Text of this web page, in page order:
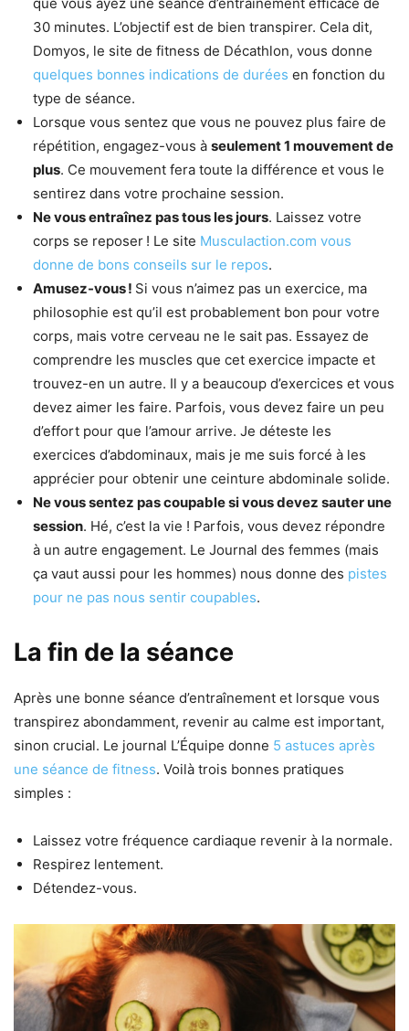
30 minutes. L’objectif est de bien transpirer. Cela dit,
Domyos, le site de fitness de Décathlon, vous donne
quelques bonnes indications de durées en fonction du
type de séance.
Lorsque vous sentez que vous ne pouvez plus faire de
répétition, engagez-vous à seulement 1 mouvement de
plus. Ce mouvement fera toute la différence et vous le
sentirez dans votre prochaine session.
Ne vous entraînez pas tous les jours. Laissez votre
corps se reposer ! Le site Musculaction.com vous
donne de bons conseils sur le repos.
Amusez-vous ! Si vous n’aimez pas un exercice, ma
philosophie est qu’il est probablement bon pour votre
corps, mais votre cerveau ne le sait pas. Essayez de
comprendre les muscles que cet exercice impacte et
trouvez-en un autre. Il y a beaucoup d’exercices et vous
devez aimer les faire. Parfois, vous devez faire un peu
d’effort pour que l’amour arrive. Je déteste les
exercices d’abdominaux, mais je me suis forcé à les
apprécier pour obtenir une ceinture abdominale solide.
Ne vous sentez pas coupable si vous devez sauter une
session. Hé, c’est la vie ! Parfois, vous devez répondre
à un autre engagement. Le Journal des femmes (mais
ça vaut aussi pour les hommes) nous donne des pistes
pour ne pas nous sentir coupables.
La fin de la séance
Après une bonne séance d’entraînement et lorsque vous
transpirez abondamment, revenir au calme est important,
sinon crucial. Le journal L’Équipe donne 5 astuces après
une séance de fitness. Voilà trois bonnes pratiques
simples :
Laissez votre fréquence cardiaque revenir à la normale.
Respirez lentement.
Détendez-vous.